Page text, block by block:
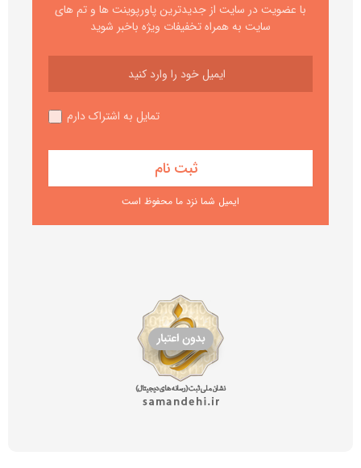
با عضویت در سایت از جدیدترین پاورپوینت ها و تم های
سایت به همراه تخفیفات ویژه باخبر شوید
تمایل به اشتراک دارم
ایمیل شما نزد ما محفوظ است